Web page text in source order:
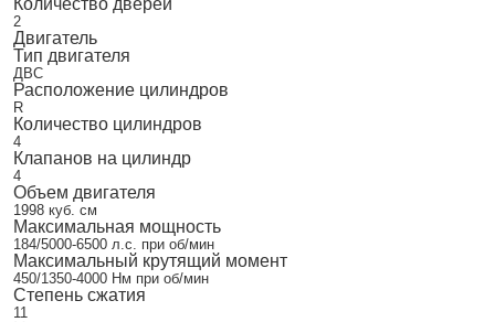
2
Двигатель
Тип двигателя
ДВС
Расположение цилиндров
R
Количество цилиндров
4
Клапанов на цилиндр
4
Объем двигателя
1998 куб. см
Максимальная мощность
184/5000-6500 л.с. при об/мин
Максимальный крутящий момент
450/1350-4000 Нм при об/мин
Степень сжатия
11